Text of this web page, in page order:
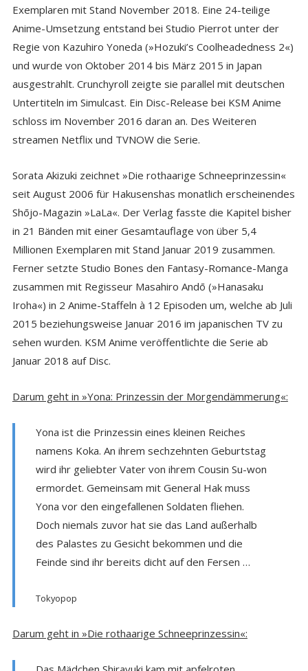
Exemplaren mit Stand November 2018. Eine 24-teilige
Anime-Umsetzung entstand bei Studio Pierrot unter der
Regie von Kazuhiro Yoneda (»Hozuki’s Coolheadedness 2«)
und wurde von Oktober 2014 bis März 2015 in Japan
ausgestrahlt. Crunchyroll zeigte sie parallel mit deutschen
Untertiteln im Simulcast. Ein Disc-Release bei KSM Anime
schloss im November 2016 daran an. Des Weiteren
streamen Netflix und TVNOW die Serie.
Sorata Akizuki zeichnet »Die rothaarige Schneeprinzessin«
seit August 2006 für Hakusenshas monatlich erscheinendes
Shōjo-Magazin »LaLa«. Der Verlag fasste die Kapitel bisher
in 21 Bänden mit einer Gesamtauflage von über 5,4
Millionen Exemplaren mit Stand Januar 2019 zusammen.
Ferner setzte Studio Bones den Fantasy-Romance-Manga
zusammen mit Regisseur Masahiro Andō (»Hanasaku
Iroha«) in 2 Anime-Staffeln à 12 Episoden um, welche ab Juli
2015 beziehungsweise Januar 2016 im japanischen TV zu
sehen wurden. KSM Anime veröffentlichte die Serie ab
Januar 2018 auf Disc.
Darum geht in »Yona: Prinzessin der Morgendämmerung«:
Yona ist die Prinzessin eines kleinen Reiches
namens Koka. An ihrem sechzehnten Geburtstag
wird ihr geliebter Vater von ihrem Cousin Su-won
ermordet. Gemeinsam mit General Hak muss
Yona vor den eingefallenen Soldaten fliehen.
Doch niemals zuvor hat sie das Land außerhalb
des Palastes zu Gesicht bekommen und die
Feinde sind ihr bereits dicht auf den Fersen …
Tokyopop
Darum geht in »Die rothaarige Schneeprinzessin«: